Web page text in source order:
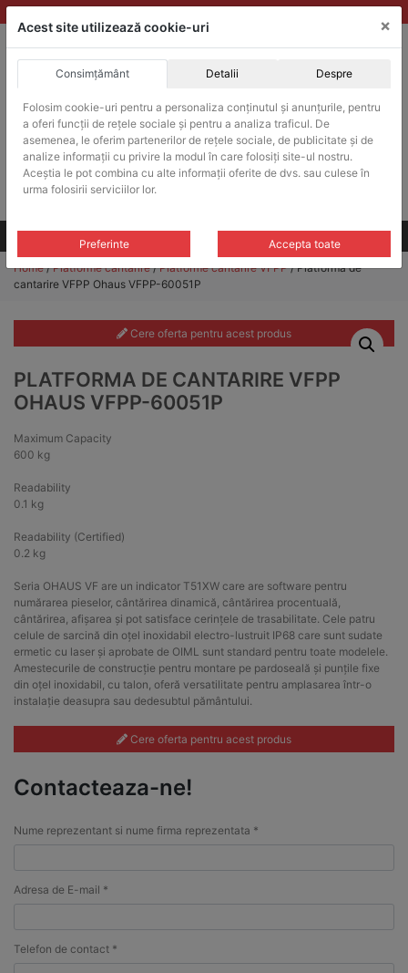
Skip
to
ACHIZITII PUBLICE
Produsele pot fi achizitionate si in sistemul SEAP / SICAP
Products
search
CAUTARE
Toate produsele
Home/Platforme cantarire/Platforme cantarire VFPP/ Platforma de
cantarire VFPP Ohaus VFPP-60051P
Cere oferta pentru acest produs
PLATFORMA DE CANTARIRE VFPP
OHAUS VFPP-60051P
Maximum Capacity
600 kg
Readability
0.1 kg
Readability (Certified)
0.2 kg
Seria OHAUS VF are un indicator T51XW care are software pentru
numărarea pieselor, cântărirea dinamică, cântărirea procentuală,
cântărirea, afișarea și pot satisface cerințele de trasabilitate. Cele patru
celule de sarcină din oțel inoxidabil electro-lustruit IP68 care sunt sudate
ermetic cu laser și aprobate de OIML sunt standard pentru toate modelele.
Amestecurile de construcție pentru montare pe pardoseală și punțile fixe
din oțel inoxidabil, cu talon, oferă versatilitate pentru amplasarea într-o
instalație deasupra sau dedesubtul pământului.
Cere oferta pentru acest produs
Contacteaza-ne!
Nume reprezentant si nume firma reprezentata *
Adresa de E-mail *
Telefon de contact *
Acest site utilizează cookie-uri ×
Consimțământ Detalii Despre
Folosim cookie-uri pentru a personaliza conținutul și anunțurile, pentru
a oferi funcții de rețele sociale și pentru a analiza traficul. De
asemenea, le oferim partenerilor de rețele sociale, de publicitate și de
analize informații cu privire la modul în care folosiți site-ul nostru.
Aceștia le pot combina cu alte informații oferite de dvs. sau culese în
urma folosirii serviciilor lor.
Preferinte Accepta toate